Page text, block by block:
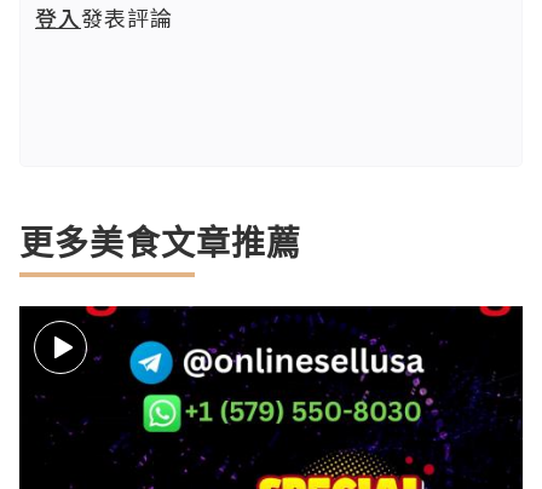
登入發表評論
更多美食文章推薦